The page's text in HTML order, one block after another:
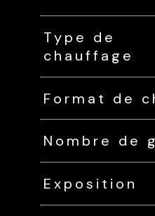
Type de
chauffage
Format de
Nombre de
Exposition